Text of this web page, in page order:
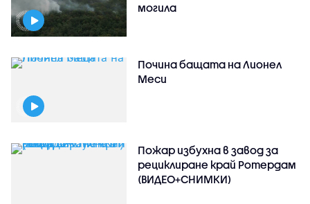
могила
Почина бащата на Лионел
Меси
Пожар избухна в завод за
рециклиране край Ротердам
(ВИДЕО+СНИМКИ)